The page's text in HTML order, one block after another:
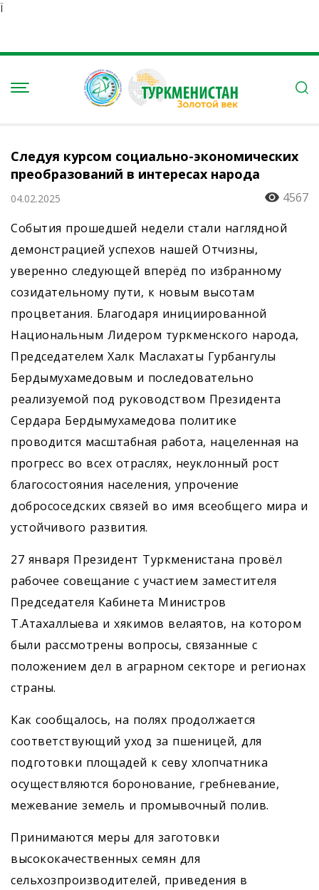
Ï
Следуя курсом социально-экономических
преобразований в интересах народа
04.02.2025
4567
События прошедшей недели стали наглядной
демонстрацией успехов нашей Отчизны,
уверенно следующей вперёд по избранному
созидательному пути, к новым высотам
процветания. Благодаря инициированной
Национальным Лидером туркменского народа,
Председателем Халк Маслахаты Гурбангулы
Бердымухамедовым и последовательно
реализуемой под руководством Президента
Сердара Бердымухамедова политике
проводится масштабная работа, нацеленная на
прогресс во всех отраслях, неуклонный рост
благосостояния населения, упрочение
добрососедских связей во имя всеобщего мира и
устойчивого развития.
27 января Президент Туркменистана провёл
рабочее совещание с участием заместителя
Председателя Кабинета Министров
Т.Атахаллыева и хякимов велаятов, на котором
были рассмотрены вопросы, связанные с
положением дел в аграрном секторе и регионах
страны.
Как сообщалось, на полях продолжается
соответствующий уход за пшеницей, для
подготовки площадей к севу хлопчатника
осуществляются боронование, гребневание,
межевание земель и промывочный полив.
Принимаются меры для заготовки
высококачественных семян для
сельхозпроизводителей, приведения в